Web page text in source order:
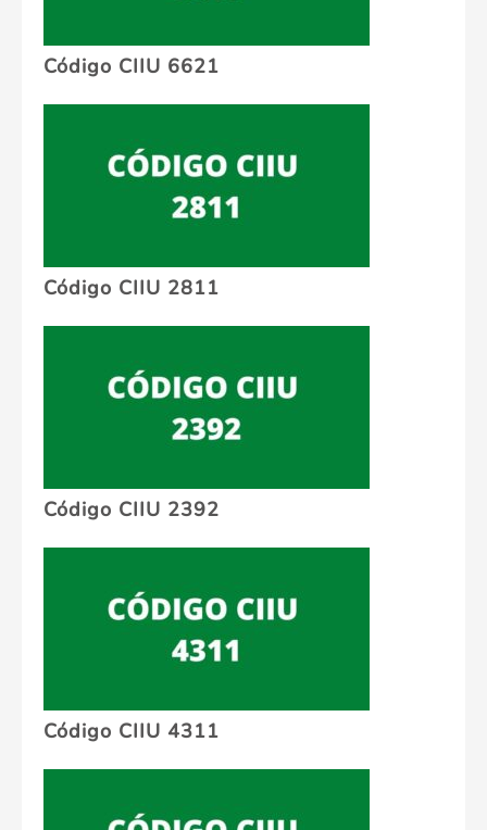
Código CIIU 6621
Código CIIU 2811
Código CIIU 2392
Código CIIU 4311